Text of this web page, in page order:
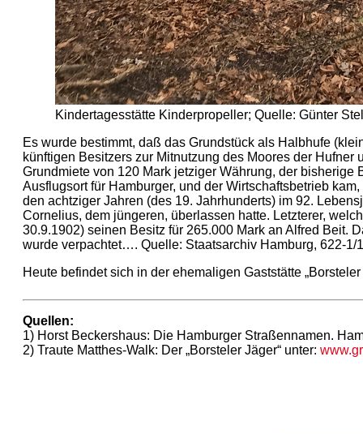
Kindertagesstätte Kinderpropeller; Quelle: Günter
Es wurde bestimmt, daß das Grundstück als Halbhufe
künftigen Besitzers zur Mitnutzung des Moores der
Grundmiete von 120 Mark jetziger Währung, der
Ausflugsort für Hamburger, und der Wirtschaftsbetrieb
den achtziger Jahren (des 19. Jahrhunderts) im 92.
Cornelius, dem jüngeren, überlassen hatte. Letzterer,
30.9.1902) seinen Besitz für 265.000 Mark an Alfred Beit.
wurde verpachtet…. Quelle: Staatsarchiv Hamburg, 622-1/
Heute befindet sich in der ehemaligen Gaststätte
Quellen:
1) Horst Beckershaus: Die Hamburger Straßennamen.
2) Traute Matthes-Walk: Der „Borsteler Jäger“ unter: